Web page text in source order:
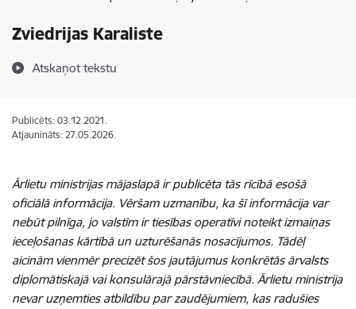
Zviedrijas Karaliste
Atskaņot tekstu
Publicēts: 03.12.2021.
Atjaunināts: 27.05.2026.
Ārlietu ministrijas mājaslapā ir publicēta tās rīcībā esošā
oficiālā informācija. Vēršam uzmanību, ka šī informācija var
nebūt pilnīga, jo valstīm ir tiesības operatīvi noteikt izmaiņas
ieceļošanas kārtībā un uzturēšanās nosacījumos. Tādēļ
aicinām vienmēr precizēt šos jautājumus konkrētās ārvalsts
diplomātiskajā vai konsulārajā pārstāvniecībā. Ārlietu ministrija
nevar uzņemties atbildību par zaudējumiem, kas radušies